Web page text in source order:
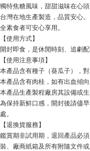
獨特焦糖風味，甜甜滋味在心頭
台灣在地生產製造，品質安心。
全素食者可安心享用。
【使用方式】
開封即食，是休閒時刻、追劇配
【使用注意事項】
本產品含有種子（葵瓜子），對
本產品含有肉桂，如有出血傾向
本產品生產製程廠房其設備或
為保持新鮮口感，開封後請儘
處。
【退換貨服務】
鑑賞期非試用期，退回產品必
裝、廠商紙箱及所有附隨文件或